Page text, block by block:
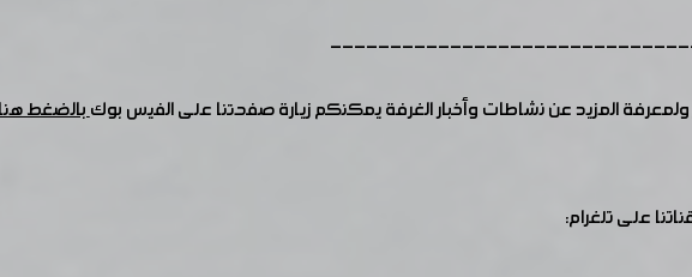
المزيد عن نشاطات وأخبار الغرفة يمكنكم زيارة صفحتنا على الفيس بوكبالضغط
على تلغرام: